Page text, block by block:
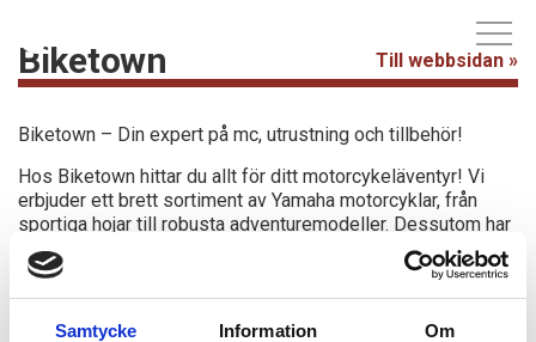
Samtycke Information Om
Biketown Till webbsidan »
Biketown – Din expert på mc, utrustning och tillbehör!
Hos Biketown hittar du allt för ditt motorcykeläventyr! Vi
erbjuder ett brett sortiment av Yamaha motorcyklar, från
sportiga hojar till robusta adventuremodeller. Dessutom har
vi ett stort utbud av mc-kläder, skyddsutrustning och
tillbehör från marknadens bästa varumärken. Oavsett om du
är nybörjare eller erfaren förare, hjälper vi dig att hitta rätt
produkter för säker och bekväm körning.